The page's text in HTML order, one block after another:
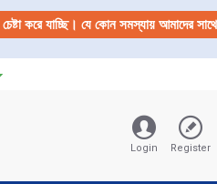
চেষ্টা করে যাচ্ছি। যে কোন সমস্যায় আমাদের
Login Register